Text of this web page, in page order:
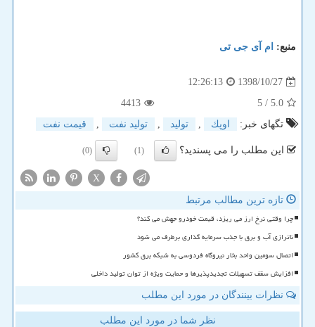
منبع: ام آی جی تی
1398/10/27
12:26:13
5.0
/ 5
4413
تگهای خبر:
اوپك , تولید , تولید نفت , قیمت نفت
این مطلب را می پسندید؟ (1)
(0)
X
تازه ترین مطالب مرتبط
چرا وقتی نرخ ارز می ریزد، قیمت خودرو جهش می کند؟
ناترازی آب و برق با جذب سرمایه گذاری برطرف می شود
اتصال سومین واحد بخار نیروگاه فردوسی به شبکه برق کشور
افزایش سقف تسهیلات تجدیدپذیرها و حمایت ویژه از توان تولید داخلی
نظرات بینندگان در مورد این مطلب
نظر شما در مورد این مطلب